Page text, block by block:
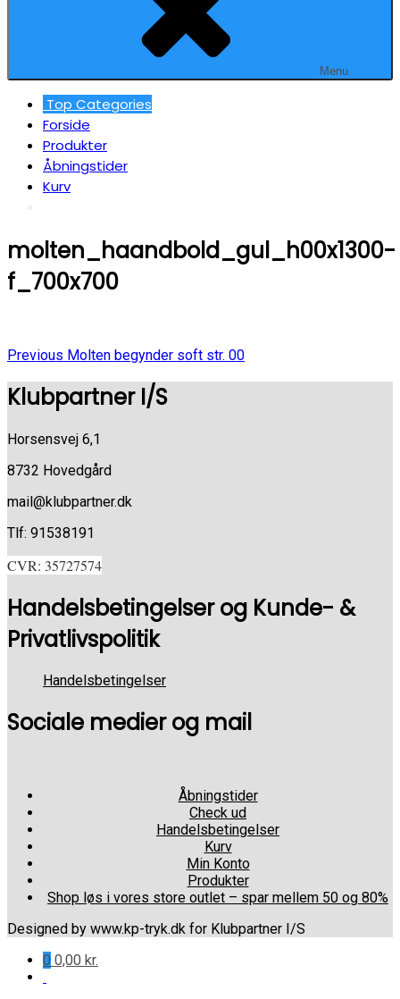
Menu
Top Categories
Forside
Produkter
Åbningstider
Kurv
molten_haandbold_gul_h00x1300-
f_700x700
Indlægsnavigation
Previous
Previous Molten begynder soft str. 00
Klubpartner I/S
Horsensvej 6,1
8732 Hovedgård
mail@klubpartner.dk
Tlf: 91538191
CVR: 35727574
Handelsbetingelser og Kunde- &
Privatlivspolitik
Handelsbetingelser
Sociale medier og mail
Åbningstider
Check ud
Handelsbetingelser
Kurv
Min Konto
Produkter
Shop løs i vores store outlet – spar mellem 50 og 80%
Designed by www.kp-tryk.dk for Klubpartner I/S
0 0,00 kr.